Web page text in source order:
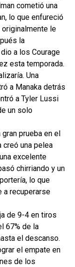
cometió una
lo que enfureció
originalmente le
la
a los Courage
esta temporada.
Una
a Manaka detrás
a Tyler Lussi
un solo
prueba en el
creó una pelea
excelente
chirriando y un
lo que
a recuperarse
de 9-4 en tiros
67% de la
el descanso.
el empate en
de los